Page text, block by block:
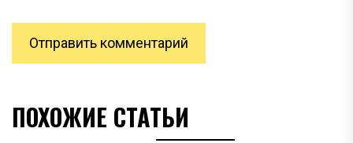
ПОХОЖИЕ СТАТЬИ